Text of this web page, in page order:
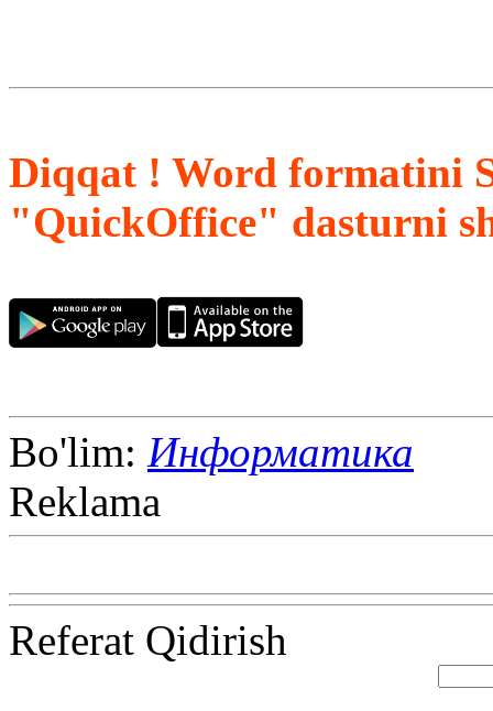
Diqqat ! Word formatini
"QuickOffice" dasturni
Bo'lim: Информатика
Reklama
Referat Qidirish